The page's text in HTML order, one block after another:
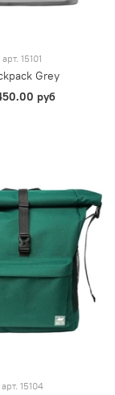
арт. 15101
Grey
руб
арт. 15104